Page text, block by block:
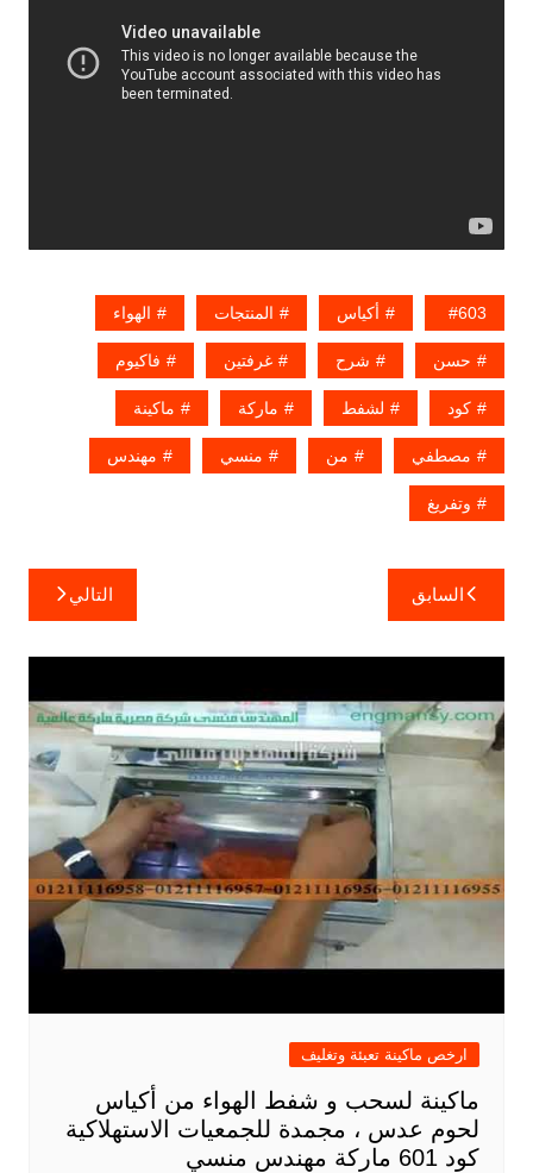
603 أكياس المنتجات الهواء
حسن شرح غرفتين فاكيوم
كود لشفط ماركة ماكينة
مصطفي من منسي مهندس
وتفريغ
تصفّح
المقالات
السابق التالي
ارخص ماكينة تعبئة وتغليف
ماكينة لسحب و شفط الهواء من أكياس
لحوم عدس ، مجمدة للجمعيات الاستهلاكية
كود 601 ماركة مهندس منسي